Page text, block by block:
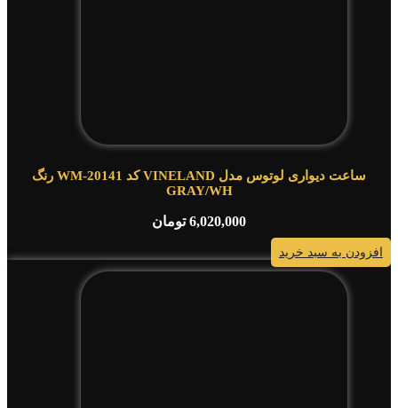
ساعت دیواری لوتوس مدل VINELAND کد WM-20141 رنگ
GRAY/WH
6,020,000 تومان
افزودن به سبد خرید